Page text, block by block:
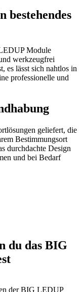
bestehendes
Module
werkzeugfrei
es lässt sich nahtlos in
professionelle und
geliefert, die
Bestimmungsort
durchdachte Design
und bei Bedarf
du das BIG
der BIG LEDUP